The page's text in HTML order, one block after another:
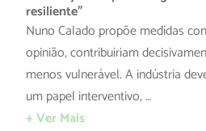
resiliente”
Nuno Calado propõe medidas
opinião, contribuiriam
menos vulnerável. A indústria
um papel interventivo, …
+ Ver Mais